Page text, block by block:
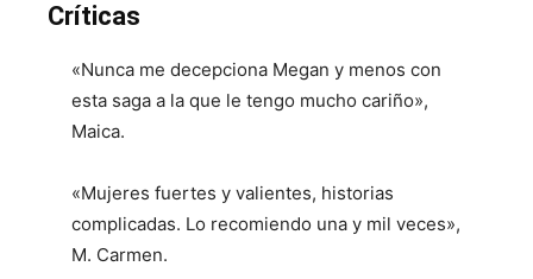
Críticas
«Nunca me decepciona Megan y menos con
esta saga a la que le tengo mucho cariño»,
Maica.
«Mujeres fuertes y valientes, historias
complicadas. Lo recomiendo una y mil veces»,
M. Carmen.